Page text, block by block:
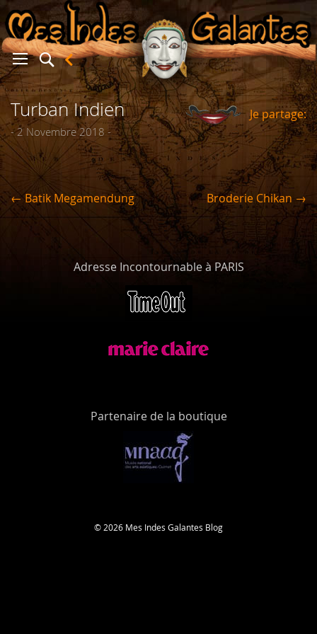
Turban Indien
- 2 Novembre 2018 -
Je partage:
← Batik Megamendung Broderie Chikan →
Adresse Incontournable à PARIS
Partenaire de la boutique
© 2026 Mes Indes Galantes Blog